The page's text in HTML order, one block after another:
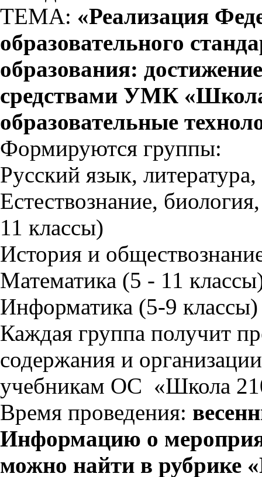
ТЕМА: «Реализация
образовательного
образования:
средствами УМК
образовательные
Формируются группы:
Русский язык,
Естествознание,
11 классы)
История и
Математика (5 - 11
Информатика (5-9 классы)
Каждая группа получит
содержания и
учебникам ОС «Школа
Время проведения:
Информацию о
можно найти в рубрике